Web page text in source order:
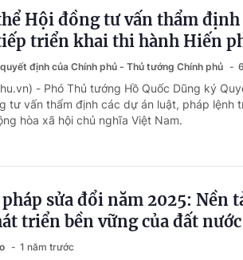
Hội đồng tư vấn thẩm
triển khai thi hành Hiến
định của Chính phủ - Thủ tướng Chính phủ
- Phó Thủ tướng Hồ Quốc Dũng ký
tư vấn thẩm định các dự án luật, pháp lệnh
hòa xã hội chủ nghĩa Việt Nam.
sửa đổi năm 2025: Nền
triển bền vững của đất nước
1 năm trước